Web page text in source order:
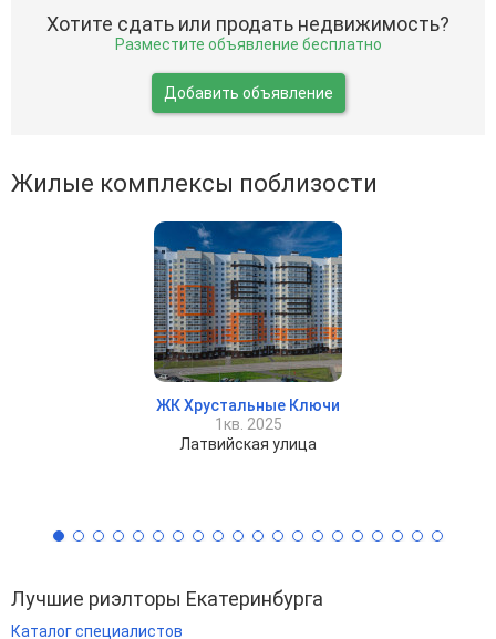
Хотите сдать или продать недвижимость?
Разместите объявление бесплатно
Добавить объявление
Жилые комплексы поблизости
ЖК Хрустальные Ключи
1кв. 2025
Латвийская улица
Лучшие риэлторы Екатеринбурга
Каталог специалистов